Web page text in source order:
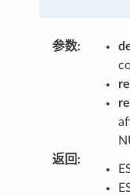
参数:
返回 :